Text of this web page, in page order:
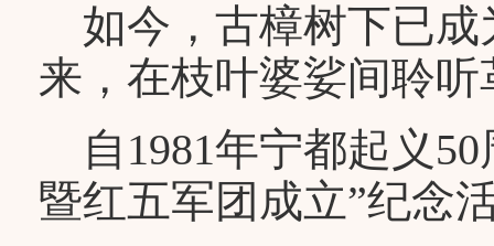
如今，古樟树下已成
来，在枝叶婆娑间聆
自1981年宁都起义
暨红五军团成立”纪念